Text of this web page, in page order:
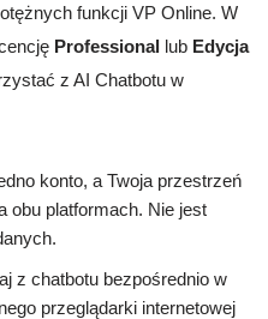
funkcji VP Online. W
Professional lub Edycja
z AI Chatbotu w
konto, a Twoja przestrzeń
obu platformach. Nie jest
z chatbotu bezpośrednio w
przeglądarki internetowej